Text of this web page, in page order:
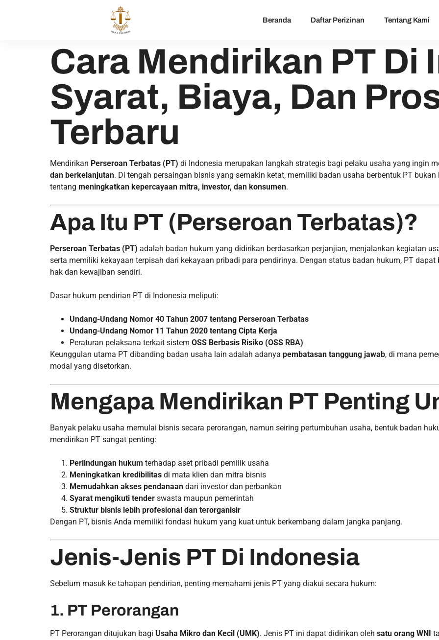
Beranda Daftar Perizinan Tentang Kami
Cara Mendirikan PT Di
Syarat, Biaya, Dan
Terbaru
Mendirikan Perseroan Terbatas (PT) di Indonesia merupakan langkah strategis bagi pelaku usaha yang ingin
dan berkelanjutan. Di tengah persaingan bisnis yang semakin ketat, memiliki badan usaha berbentuk PT
tentang meningkatkan kepercayaan mitra, investor, dan konsumen.
Apa Itu PT (Perseroan Terbatas)?
Perseroan Terbatas (PT) adalah badan hukum yang didirikan berdasarkan perjanjian, menjalankan kegiatan
serta memiliki kekayaan terpisah dari kekayaan pribadi para pendirinya. Dengan status badan hukum, PT
hak dan kewajiban sendiri.
Dasar hukum pendirian PT di Indonesia meliputi:
Undang-Undang Nomor 40 Tahun 2007 tentang Perseroan Terbatas
Undang-Undang Nomor 11 Tahun 2020 tentang Cipta Kerja
Peraturan pelaksana terkait sistem OSS Berbasis Risiko (OSS RBA)
Keunggulan utama PT dibanding badan usaha lain adalah adanya pembatasan tanggung jawab, di mana
modal yang disetorkan.
Mengapa Mendirikan PT Penting
Banyak pelaku usaha memulai bisnis secara perorangan, namun seiring pertumbuhan usaha, bentuk badan
mendirikan PT sangat penting:
Perlindungan hukum terhadap aset pribadi pemilik usaha
Meningkatkan kredibilitas di mata klien dan mitra bisnis
Memudahkan akses pendanaan dari investor dan perbankan
Syarat mengikuti tender swasta maupun pemerintah
Struktur bisnis lebih profesional dan terorganisir
Dengan PT, bisnis Anda memiliki fondasi hukum yang kuat untuk berkembang dalam jangka panjang.
Jenis-Jenis PT Di Indonesia
Sebelum masuk ke tahapan pendirian, penting memahami jenis PT yang diakui secara hukum:
1. PT Perorangan
PT Perorangan ditujukan bagi Usaha Mikro dan Kecil (UMK). Jenis PT ini dapat didirikan oleh satu orang WNI